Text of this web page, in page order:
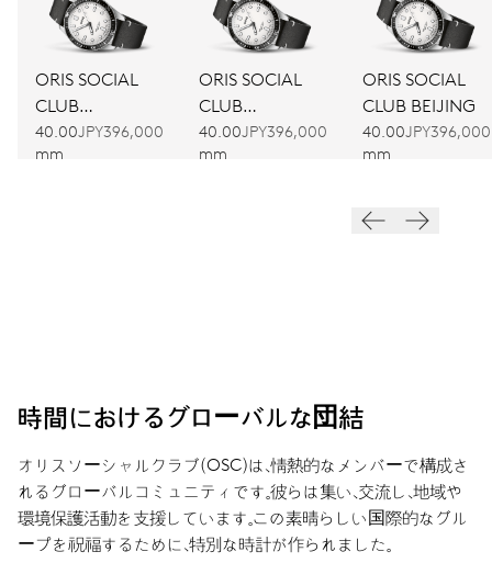
ORIS SOCIAL
CLUB
AMSTERDAM
40.00
mm
JPY396,000
ORIS SOCIAL
CLUB
BARCELONA
40.00
mm
JPY396,000
ORIS SOCIAL
CLUB BEIJING
40.00
mm
JPY396,000
時間におけるグローバルな団結
オリスソーシャルクラブ（OSC）は、情熱的なメンバーで構成さ
れるグローバルコミュニティです。彼らは集い、交流し、地域や
環境保護活動を支援しています。この素晴らしい国際的なグル
ープを祝福するために、特別な時計が作られました。